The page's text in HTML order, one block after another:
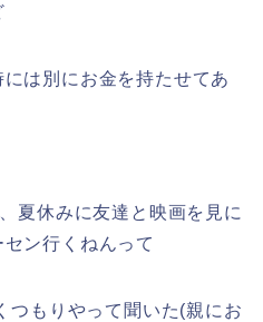
は別にお金を持たせてあ
夏休みに友達と映画を見に
ン行くねんって
つもりやって聞いた(親にお